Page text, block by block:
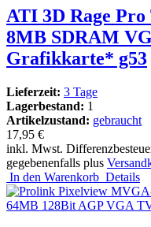
ATI 3D Rage Pro
8MB SDRAM
Grafikkarte* g53
Lieferzeit: 3 Tage
Lagerbestand: 1
Artikelzustand: gebraucht
17,95 €
inkl. Mwst.
gegebenenfalls plus
In den Warenkorb Details